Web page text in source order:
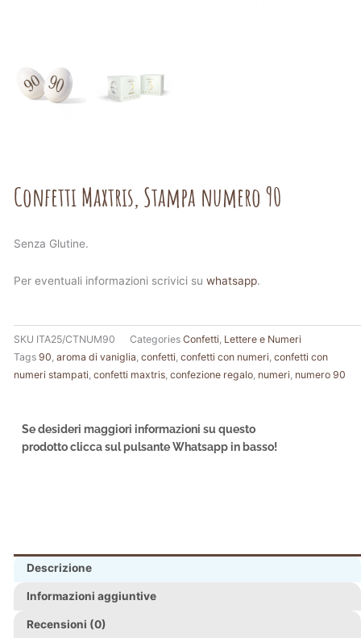
Confetti Maxtris, Stampa numero 90
Senza Glutine.
Per eventuali informazioni scrivici su whatsapp.
SKU ITA25/CTNUM90 Categories Confetti Lettere e Numeri
Tags 90 aroma di vaniglia confetti confetti con numeri confetti con
numeri stampati confetti maxtris confezione regalo numeri numero 90
Se desideri maggiori informazioni su questo
prodotto clicca sul pulsante Whatsapp in basso!
Descrizione
Informazioni aggiuntive
Recensioni (0)